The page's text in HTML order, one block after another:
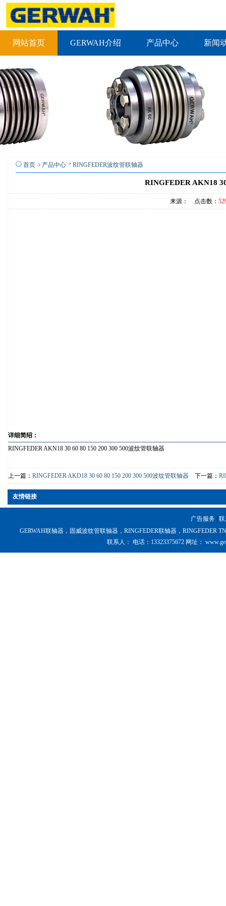
网站首页 GERWAH介绍 产品中心 新闻
首页 产品中心 RINGFEDER波纹管联轴器
RINGFEDER AKN18
来源： 点击数：
详细简绍：
RINGFEDER AKN18 30 60 80 150 200 300 500波纹管联轴器
上一篇： RINGFEDER AKD18 30 60 80 150 200 300 500波纹管联轴器 下一篇：
友情链接
广告服务 |
GERWAH联轴器，固威波纹管联轴器，RINGFEDER联轴器，RINGFEDER
联系人： 电话： 13323375672 网址：